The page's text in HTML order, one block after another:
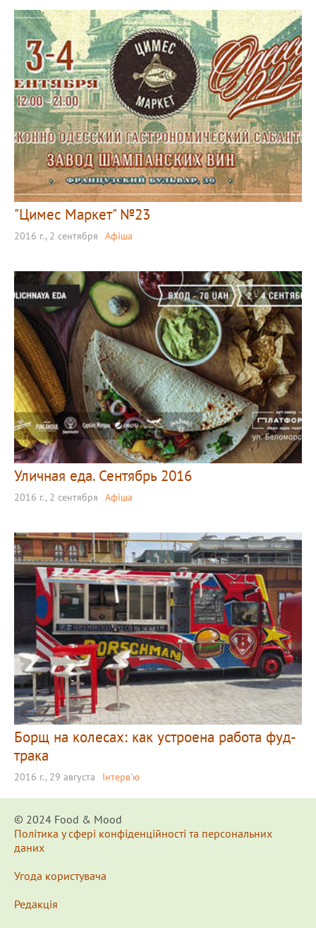
"Цимес Маркет" №23
2016 г., 2 сентября Афіша
Уличная еда. Сентябрь 2016
2016 г., 2 сентября Афіша
Борщ на колесах: как устроена работа фуд-
трака
2016 г., 29 августа Інтерв'ю
© 2024 Food & Мood
Політика у сфері конфіденційності та персональних
даних
Угода користувача
Редакція